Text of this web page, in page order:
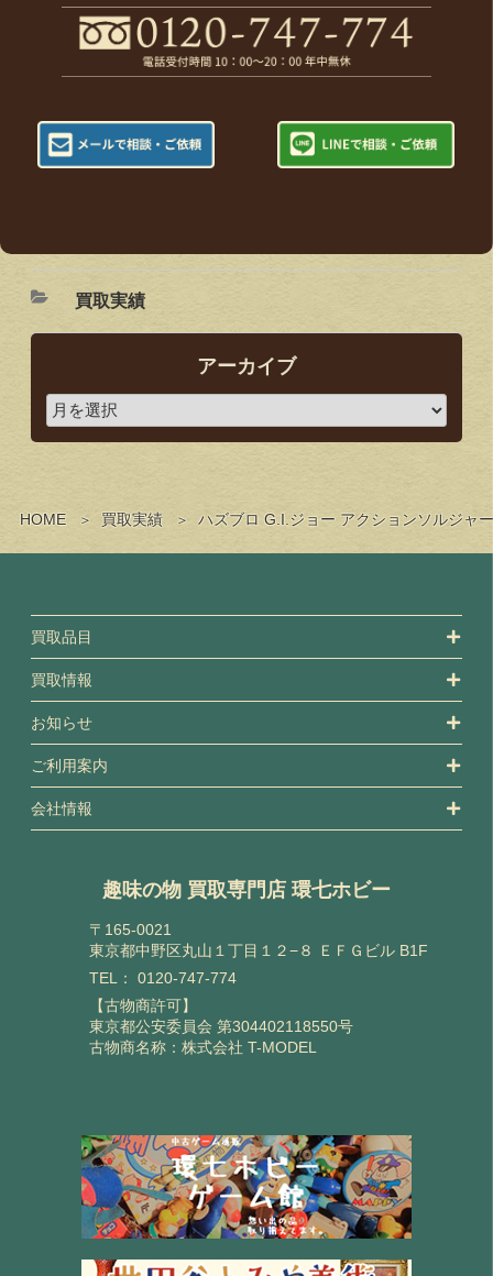
HOME 買取実績 ハズブロ G.I.ジョー アクションソルジャ
買取実績
アーカイブ
買取品目
買取情報
お知らせ
ご利用案内
会社情報
趣味の物 買取専門店 環七ホビー
〒165-0021
東京都中野区丸山１丁目１２−８ ＥＦＧビル B1F
TEL： 0120-747-774
【古物商許可】
東京都公安委員会 第304402118550号
古物商名称：株式会社 T-MODEL